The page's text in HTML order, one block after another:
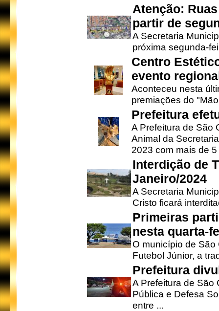
Atenção:
partir de
A Secretaria
próxima segunda-
Centro
evento
Aconteceu nesta
premiações do
Prefeitura
A Prefeitura de São
Animal da
2023 com mais de 5
Interdição de
Janeiro/2024
A Secretaria
Cristo ficará
Primeiras
nesta quarta-
O município de
Futebol Júnior, a
Prefeitura
A Prefeitura de São
Pública e Defesa
entre ...